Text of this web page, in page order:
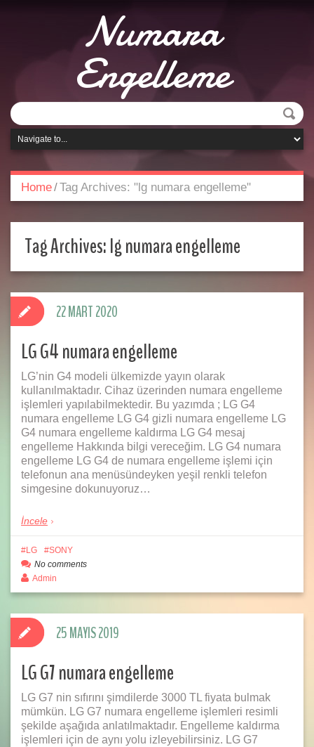
Numara
Engelleme
Home/Tag Archives: "lg numara engelleme"
Tag Archives:lg numara engelleme
LG G4 numara engelleme
LG’nin G4 modeli ülkemizde yayın olarak
kullanılmaktadır. Cihaz üzerinden numara engelleme
işlemleri yapılabilmektedir. Bu yazımda ; LG G4
numara engelleme LG G4 gizli numara engelleme LG
G4 numara engelleme kaldırma LG G4 mesaj
engelleme Hakkında bilgi vereceğim. LG G4 numara
engelleme LG G4 de numara engelleme işlemi için
telefonun ana menüsündeyken yeşil renkli telefon
simgesine dokunuyoruz…
İncele
22 MART 2020
LG
SONY
No comments
Admin
LG G7 numara engelleme
LG G7 nin sıfırını şimdilerde 3000 TL fiyata bulmak
mümkün. LG G7 numara engelleme işlemleri resimli
şekilde aşağıda anlatılmaktadır. Engelleme kaldırma
işlemleri için de aynı yolu izleyebilirsiniz. LG G7
25 MAYIS 2019